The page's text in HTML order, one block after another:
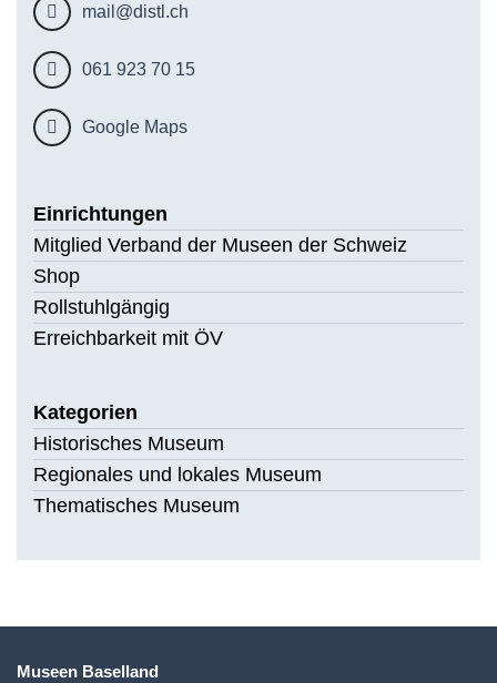
mail@distl.ch
061 923 70 15
Google Maps
Einrichtungen
Mitglied Verband der Museen der Schweiz
Shop
Rollstuhlgängig
Erreichbarkeit mit ÖV
Kategorien
Historisches Museum
Regionales und lokales Museum
Thematisches Museum
Museen Baselland